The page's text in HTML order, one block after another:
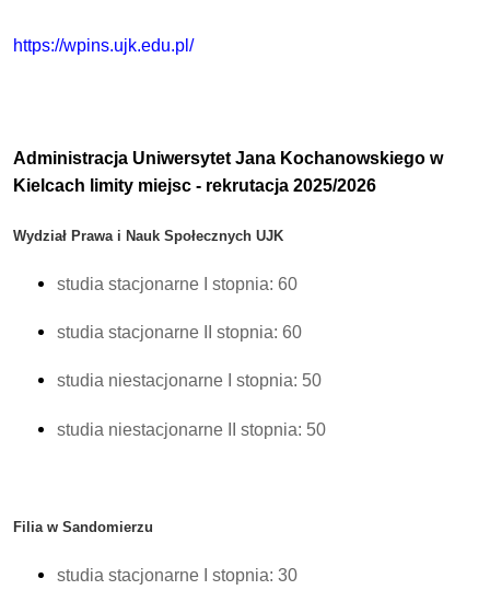
https://wpins.ujk.edu.pl/
Administracja Uniwersytet Jana Kochanowskiego w
Kielcach limity miejsc - rekrutacja 2025/2026
Wydział Prawa i Nauk Społecznych UJK
studia stacjonarne I stopnia: 60
studia stacjonarne II stopnia: 60
studia niestacjonarne I stopnia: 50
studia niestacjonarne II stopnia: 50
Filia w Sandomierzu
studia stacjonarne I stopnia: 30